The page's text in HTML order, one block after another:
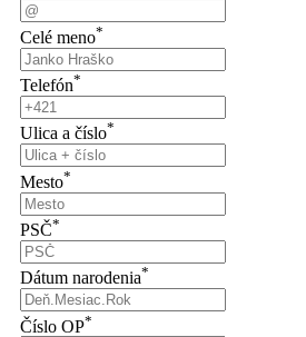
Celé meno*
Telefón*
Ulica a číslo*
Mesto*
PSČ*
Dátum narodenia*
Číslo OP*